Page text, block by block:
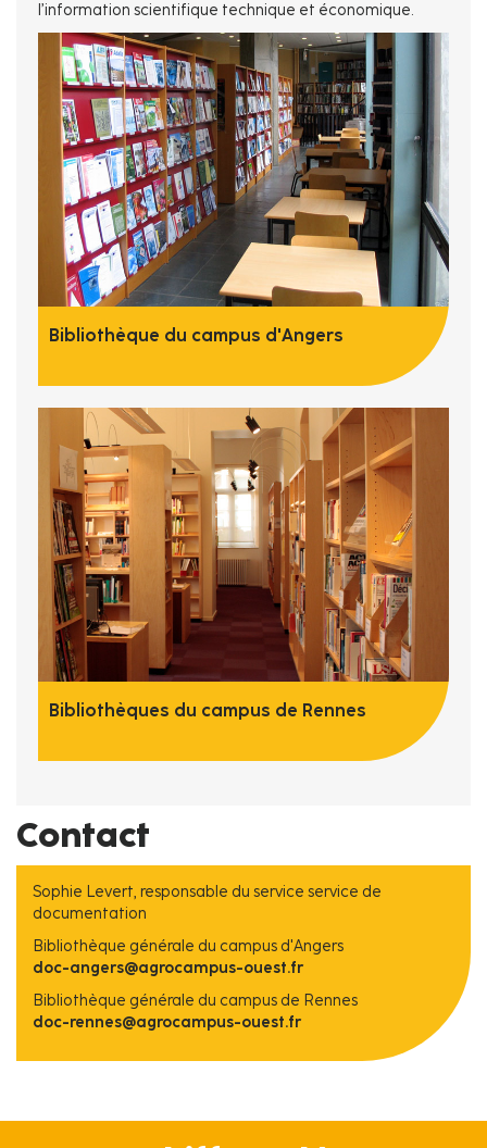
l’information scientifique technique et économique.
Bibliothèque du campus d'Angers
Bibliothèques du campus de Rennes
Contact
Sophie Levert, responsable du service service de
documentation
Bibliothèque générale du campus d'Angers
doc-angers@agrocampus-ouest.fr
Bibliothèque générale du campus de Rennes
doc-rennes@agrocampus-ouest.fr